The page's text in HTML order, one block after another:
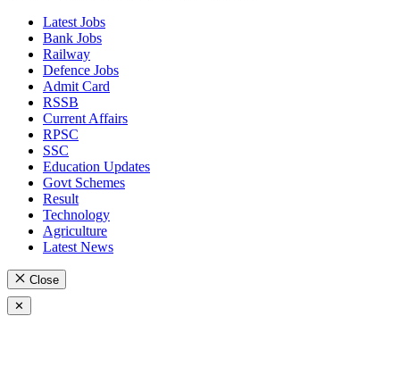
Latest Jobs
Bank Jobs
Railway
Defence Jobs
Admit Card
RSSB
Current Affairs
RPSC
SSC
Education Updates
Govt Schemes
Result
Technology
Agriculture
Latest News
Close
✕